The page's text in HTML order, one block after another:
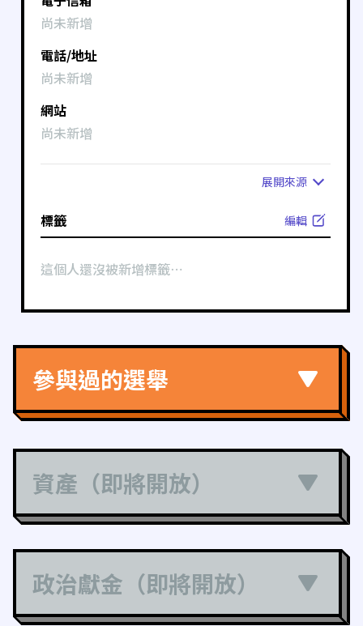
尚未新增
電話/地址
尚未新增
網站
尚未新增
展開來源
標籤 編輯
這個人還沒被新增標籤⋯
參與過的選舉
資產（即將開放）
政治獻金（即將開放）